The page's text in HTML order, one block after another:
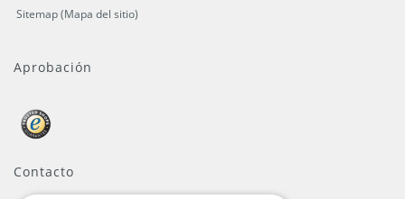
Sitemap (Mapa del sitio)
Aprobación
Contacto